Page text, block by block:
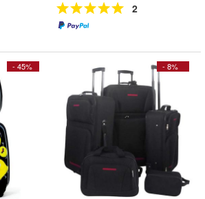
2
- 45% - 8%